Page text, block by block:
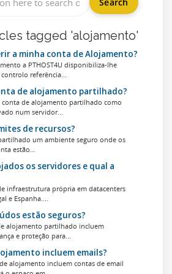
tagged 'alojamento'
a minha conta de Alojamento?
a PTHOST4U disponibiliza-lhe
referência...
de alojamento partilhado?
de alojamento partilhado como
num servidor...
de recursos?
um ambiente seguro onde os
estão...
os servidores e qual a
infraestrutura própria em datacenters
e Espanha....
estão seguros?
alojamento partilhado incluem
e proteção para...
incluem emails?
alojamento incluem contas de email